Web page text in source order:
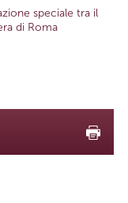
speciale tra il
di Roma